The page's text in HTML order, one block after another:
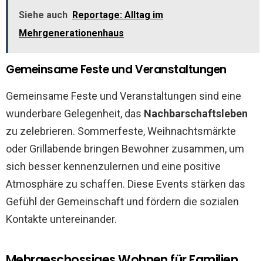
Siehe auch Reportage: Alltag im
Mehrgenerationenhaus
Gemeinsame Feste und Veranstaltungen
Gemeinsame Feste und Veranstaltungen sind eine
wunderbare Gelegenheit, das Nachbarschaftsleben
zu zelebrieren. Sommerfeste, Weihnachtsmärkte
oder Grillabende bringen Bewohner zusammen, um
sich besser kennenzulernen und eine positive
Atmosphäre zu schaffen. Diese Events stärken das
Gefühl der Gemeinschaft und fördern die sozialen
Kontakte untereinander.